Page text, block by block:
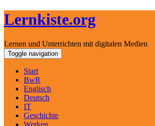
Lernkiste.org
Lernen und Unterrichten mit digitalen Medien
Skip
to
content
Toggle navigation
Start
BwR
Englisch
Deutsch
IT
Geschichte
Werken